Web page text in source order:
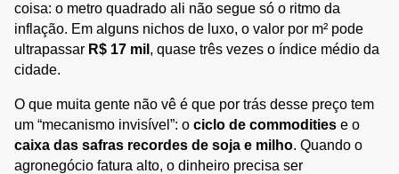
coisa: o metro quadrado ali não segue só o ritmo da
inflação. Em alguns nichos de luxo, o valor por m² pode
ultrapassar R$ 17 mil , quase três vezes o índice médio da
cidade.
O que muita gente não vê é que por trás desse preço tem
um “mecanismo invisível”: o ciclo de commodities
caixa das safras recordes de soja e milho. Quando o
agronegócio fatura alto, o dinheiro precisa ser